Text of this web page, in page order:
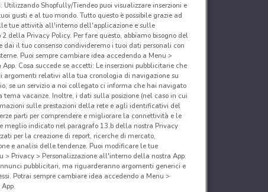
Shopfully/Tiendeo puoi visualizzare inserzioni e
gusti e al tuo mondo. Tutto questo è possibile grazie ad
tue attività all'interno dell'applicazione e sulle
Privacy Policy. Per fare questo, abbiamo bisogno del
il tuo consenso condivideremo i tuoi dati personali con
Puoi sempre cambiare idea accedendo a Menu >
Cosa succede se accetti: Le inserzioni pubblicitarie che
argomenti relativi alla tua cronologia di navigazione su
se un servizio a noi collegato ci informa che hai navigato
vacanze. Inoltre, i dati sulla posizione (nel caso in cui
sulle prestazioni della rete e agli identificativi del
parti per comprendere e migliorare la connettività e le
meglio indicato nel paragrafo 13.b della nostra Privacy
per la creazione di report, ricerche di mercato,
e analisi delle tendenze. Puoi modificare le tue
Privacy > Personalizzazione all'interno della nostra App.
pubblicitari, ma riguarderanno argomenti generici e
Potrai sempre cambiare idea accedendo a Menu >